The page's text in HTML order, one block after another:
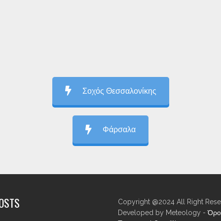
Σοχός Θεσσαλονίκης
Φάρσαλα
Copyright @2024 All Right
Developed by Meteology -